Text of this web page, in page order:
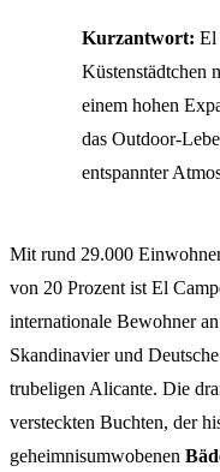
Kurzantwort: El
Küstenstädtchen
einem hohen
das Outdoor-
entspannter
Mit rund 29.000
von 20 Prozent ist El
internationale Bewohner
Skandinavier und
trubeligen Alicante. Die
versteckten Buchten, der
geheimnisumwobenen